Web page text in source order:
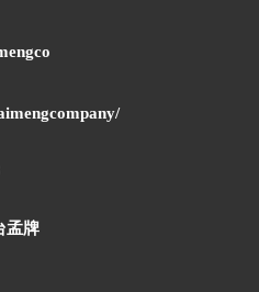
孟牌